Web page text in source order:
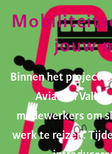
jouw
Binnen het project
Aviation
medewerkers om
werk te reizen.